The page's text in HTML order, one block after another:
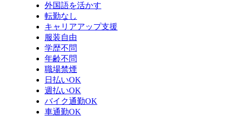
外国語を活かす
転勤なし
キャリアアップ支援
服装自由
学歴不問
年齢不問
職場禁煙
日払いOK
週払いOK
バイク通勤OK
車通勤OK